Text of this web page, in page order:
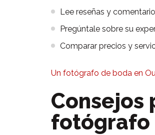
Lee reseñas y
Pregúntale sobre su
Comparar precios y
Un fotógrafo de boda en
Consejos
fotógrafo